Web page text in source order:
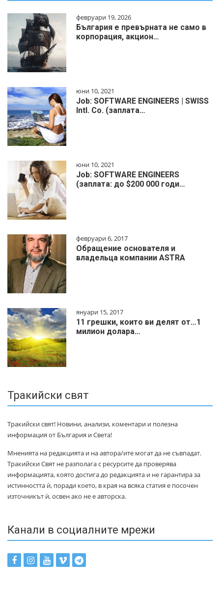
февруари 19, 2026
България е превърната не само в
корпорация, акцион…
юни 10, 2021
Job: SOFTWARE ENGINEERS | SWISS
Intl. Co. (заплата…
юни 10, 2021
Job: SOFTWARE ENGINEERS
(заплата: до $200 000 годи…
февруари 6, 2017
Обращение основателя и
владельца компании ASTRA
януари 15, 2017
11 грешки, които ви делят от…1
милиoн дoлapa…
Тракийски свят
Тракийски свят! Новини, анализи, коментари и полезна
информация от България и Света!
Мненията на редакцията и на автора/ите могат да не съвпадат.
Тракийски Свят не разполага с ресурсите да проверява
информацията, която достига до редакцията и не гарантира за
истинността ѝ, поради което, в края на всяка статия е посочен
източникът ѝ, освен ако не е авторска.
Канали в социалните мрежи